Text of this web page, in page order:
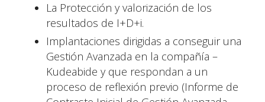
La Protección y valorización de los
resultados de I+D+i.
Implantaciones dirigidas a conseguir una
Gestión Avanzada en la compañía –
Kudeabide y que respondan a un
proceso de reflexión previo (Informe de